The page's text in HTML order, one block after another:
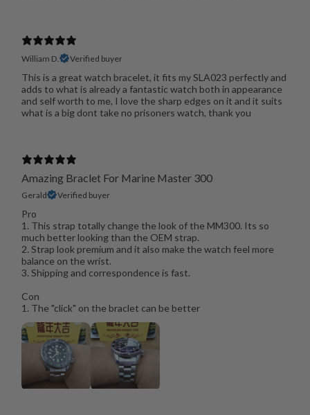
William D. Verified buyer
This is a great watch bracelet, it fits my SLA023 perfectly and
adds to what is already a fantastic watch both in appearance
and self worth to me, I love the sharp edges on it and it suits
what is a big dont take no prisoners watch, thank you
Amazing Braclet For Marine Master 300
Gerald Verified buyer
Pro
1. This strap totally change the look of the MM300. Its so
much better looking than the OEM strap.
2. Strap look premium and it also make the watch feel more
balance on the wrist.
3. Shipping and correspondence is fast.
Con
1. The "click" on the braclet can be better